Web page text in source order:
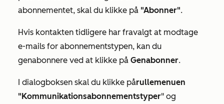
abonnementet, skal du klikke på "Abonner".
Hvis kontakten tidligere har fravalgt at modtage
e-mails for abonnementstypen, kan du
genabonnere ved at klikke på Genabonner.
I dialogboksen skal du klikke pårullemenuen
"Kommunikationsabonnementstyper" og